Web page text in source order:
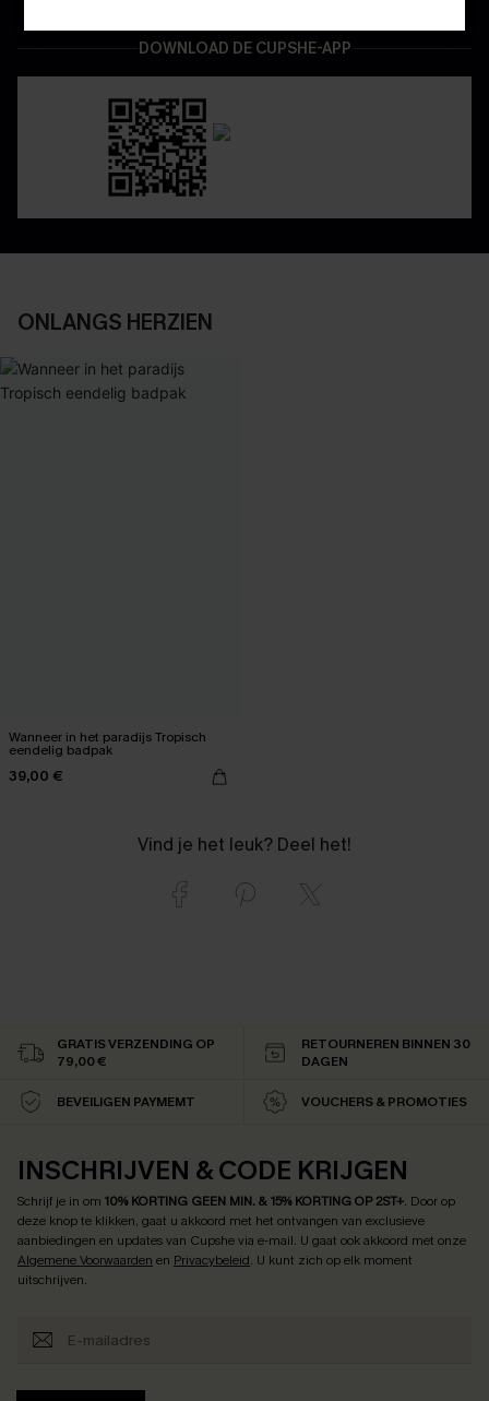
DOWNLOAD DE CUPSHE-APP
ONLANGS HERZIEN
Wanneer in het paradijs Tropisch
eendelig badpak
39,00 €
Vind je het leuk? Deel het!
GRATIS VERZENDING OP
79,00 €
RETOURNEREN BINNEN 30
DAGEN
BEVEILIGEN PAYMEMT VOUCHERS & PROMOTIES
INSCHRIJVEN & CODE KRIJGEN
Schrijf je in om 10% KORTING GEEN MIN. & 15% KORTING OP 2ST+. Door op
deze knop te klikken, gaat u akkoord met het ontvangen van exclusieve
aanbiedingen en updates van Cupshe via e-mail. U gaat ook akkoord met onze
Algemene Voorwaarden en Privacybeleid. U kunt zich op elk moment
uitschrijven.